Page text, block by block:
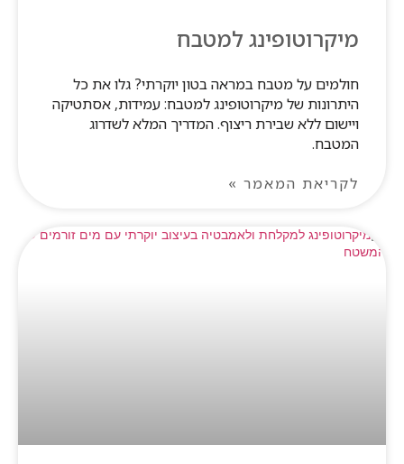
מיקרוטופינג למטבח
חולמים על מטבח במראה בטון יוקרתי? גלו את כל
היתרונות של מיקרוטופינג למטבח: עמידות, אסתטיקה
ויישום ללא שבירת ריצוף. המדריך המלא לשדרוג
המטבח.
לקריאת המאמר »